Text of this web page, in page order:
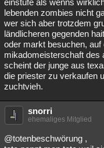
einstufe als wenns
lebenden zombies nicht
wer sich aber trotzdem
ländlicheren gegenden
oder markt besuchen,
mikadomeisterschaft des
scheint der junge aus
die priester zu verkaufen
zuchtvieh.
snorri
ehemaliges Mitglied
@totenbeschwörung ,